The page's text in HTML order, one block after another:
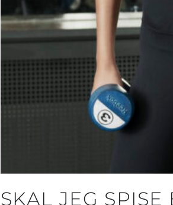
SKAL JEG